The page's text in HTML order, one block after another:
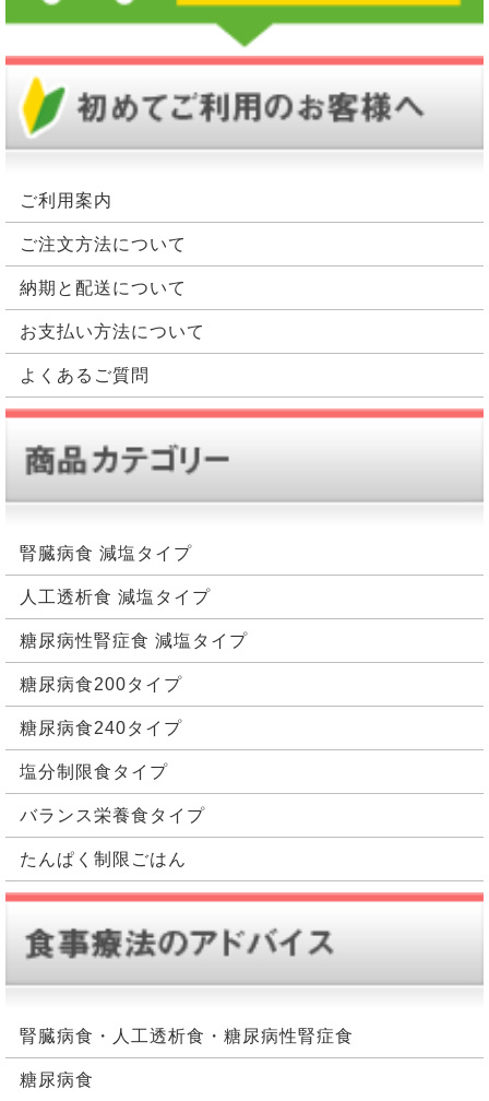
ご利用案内
ご注文方法について
納期と配送について
お支払い方法について
よくあるご質問
腎臓病食 減塩タイプ
人工透析食 減塩タイプ
糖尿病性腎症食 減塩タイプ
糖尿病食200タイプ
糖尿病食240タイプ
塩分制限食タイプ
バランス栄養食タイプ
たんぱく制限ごはん
腎臓病食・人工透析食・糖尿病性腎症食
糖尿病食